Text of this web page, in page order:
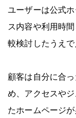
ユーザーは公式
ス内容や利用時
較検討したうえで
顧客は自分に合
め、アクセスや
たホームページが